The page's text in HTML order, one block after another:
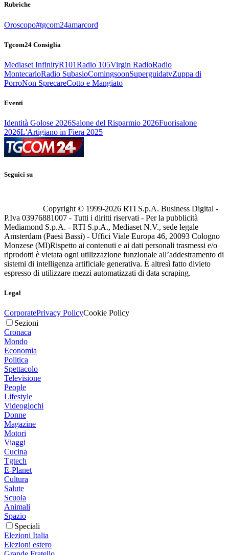
Rubriche
Oroscopo#tgcom24amarcord
Tgcom24 Consiglia
Mediaset InfinityR101Radio 105Virgin RadioRadio
MontecarloRadio SubasioComingsoonSuperguidatvZuppa di
PorroNon SprecareCotto e Mangiato
Eventi
Identità Golose 2026Salone del Risparmio 2026Fuorisalone
2026L'Artigiano in Fiera 2025
Seguici su
Copyright © 1999-2026 RTI S.p.A. Business Digital -
P.Iva 03976881007 - Tutti i diritti riservati - Per la pubblicità
Mediamond S.p.A. - RTI S.p.A., Mediaset N.V., sede legale
Amsterdam (Paesi Bassi) - Uffici Viale Europa 46, 20093 Cologno
Monzese (MI)Rispetto ai contenuti e ai dati personali trasmessi e/o
riprodotti è vietata ogni utilizzazione funzionale all’addestramento di
sistemi di intelligenza artificiale generativa. È altresì fatto divieto
espresso di utilizzare mezzi automatizzati di data scraping.
Legal
CorporatePrivacy PolicyCookie Policy
Sezioni
Cronaca
Mondo
Economia
Politica
Spettacolo
Televisione
People
Lifestyle
Videogiochi
Donne
Magazine
Motori
Viaggi
Cucina
Tgtech
E-Planet
Cultura
Salute
Scuola
Animali
Spazio
Speciali
Elezioni Italia
Elezioni estero